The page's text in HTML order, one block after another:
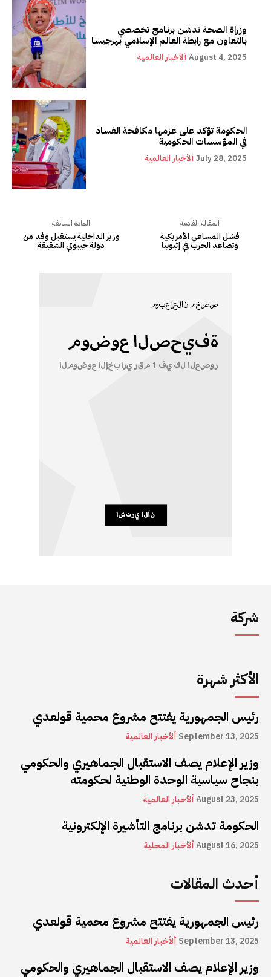
شركة
الأكثر شهرة
رئيس الجمهورية يفتتح مشروع محمية قولعدي
ألأخبار العالمية September 13, 2025
وزير الإعلام يصف الاستقبال الجماهيري والحكومي
بنجاح سياسية الوحدة الوطنية لحكومته
ألأخبار العالميةAugust 23, 2025
الحكومة تدشن برنامج التأشيرة الإلكترونية
ألأخبار المحليةAugust 16, 2025
أحدث المقالات
رئيس الجمهورية يفتتح مشروع محمية قولعدي
ألأخبار العالمية September 13, 2025
وزير الإعلام يصف الاستقبال الجماهيري والحكومي